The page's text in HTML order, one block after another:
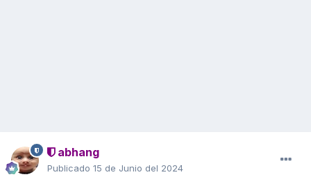
abhang
Publicado 15 de Junio del 2024